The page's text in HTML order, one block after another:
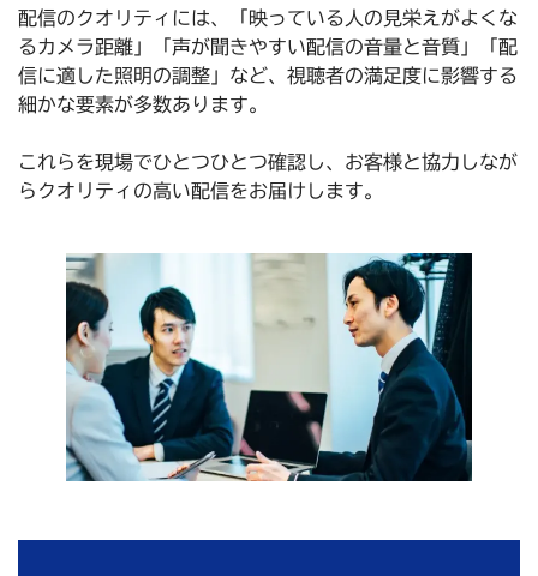
配信のクオリティには、「映っている人の見栄えがよくな
るカメラ距離」「声が聞きやすい配信の音量と音質」「配
信に適した照明の調整」など、視聴者の満足度に影響する
細かな要素が多数あります。
これらを現場でひとつひとつ確認し、お客様と協力しなが
らクオリティの高い配信をお届けします。